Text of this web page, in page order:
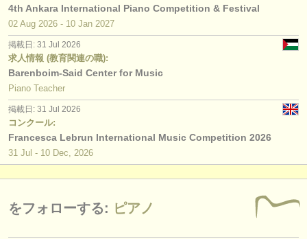
4th Ankara International Piano Competition & Festival
02 Aug 2026 - 10 Jan 2027
掲載日: 31 Jul 2026
求人情報 (教育関連の職):
Barenboim-Said Center for Music
Piano Teacher
掲載日: 31 Jul 2026
コンクール:
Francesca Lebrun International Music Competition 2026
31 Jul - 10 Dec, 2026
をフォローする: ピアノ